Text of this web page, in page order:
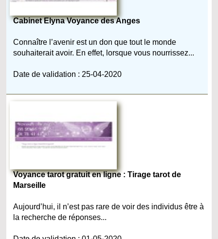
Cabinet Elyna Voyance des Anges
Connaître l’avenir est un don que tout le monde
souhaiterait avoir. En effet, lorsque vous nourrissez...
Date de validation : 25-04-2020
Voyance tarot gratuit en ligne : Tirage tarot de
Marseille
Aujourd’hui, il n’est pas rare de voir des individus être à
la recherche de réponses...